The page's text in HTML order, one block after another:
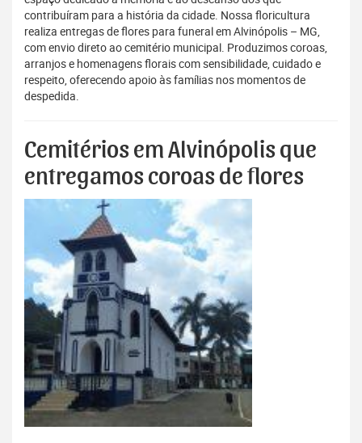
contribuíram para a história da cidade. Nossa floricultura
realiza entregas de flores para funeral em Alvinópolis – MG,
com envio direto ao cemitério municipal. Produzimos coroas,
arranjos e homenagens florais com sensibilidade, cuidado e
respeito, oferecendo apoio às famílias nos momentos de
despedida.
Cemitérios em Alvinópolis que
entregamos coroas de flores